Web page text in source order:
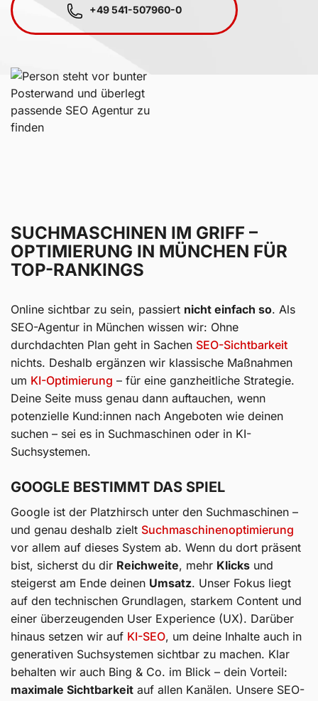
+49 541-507960-0
SUCHMASCHINEN IM GRIFF –
OPTIMIERUNG IN MÜNCHEN FÜR
TOP-RANKINGS
Online sichtbar zu sein, passiert nicht einfach so. Als
SEO-Agentur in München wissen wir: Ohne
durchdachten Plan geht in Sachen SEO-Sichtbarkeit
nichts. Deshalb ergänzen wir klassische Maßnahmen
um KI-Optimierung – für eine ganzheitliche Strategie.
Deine Seite muss genau dann auftauchen, wenn
potenzielle Kund:innen nach Angeboten wie deinen
suchen – sei es in Suchmaschinen oder in KI-
Suchsystemen.
GOOGLE BESTIMMT DAS SPIEL
Google ist der Platzhirsch unter den Suchmaschinen –
und genau deshalb zielt Suchmaschinenoptimierung
vor allem auf dieses System ab. Wenn du dort präsent
bist, sicherst du dir Reichweite, mehr Klicks und
steigerst am Ende deinen Umsatz. Unser Fokus liegt
auf den technischen Grundlagen, starkem Content und
einer überzeugenden User Experience (UX). Darüber
hinaus setzen wir auf KI-SEO, um deine Inhalte auch in
generativen Suchsystemen sichtbar zu machen. Klar
behalten wir auch Bing & Co. im Blick – dein Vorteil:
maximale Sichtbarkeit auf allen Kanälen. Unsere SEO-